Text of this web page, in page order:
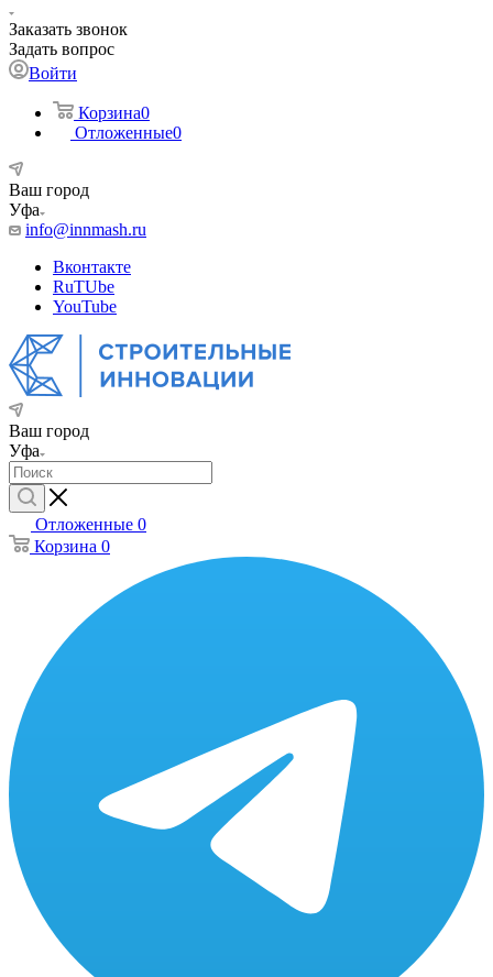
Заказать звонок
Задать вопрос
Войти
Корзина0
Отложенные0
Ваш город
Уфа
info@innmash.ru
Вконтакте
RuTUbe
YouTube
Ваш город
Уфа
Отложенные 0
Корзина 0